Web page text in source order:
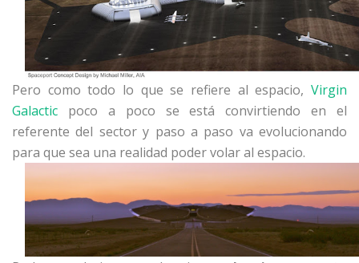
Pero como todo lo que se refiere al espacio, Virgin
Galactic poco a poco se está convirtiendo en el
referente del sector y paso a paso va evolucionando
para que sea una realidad poder volar al espacio.